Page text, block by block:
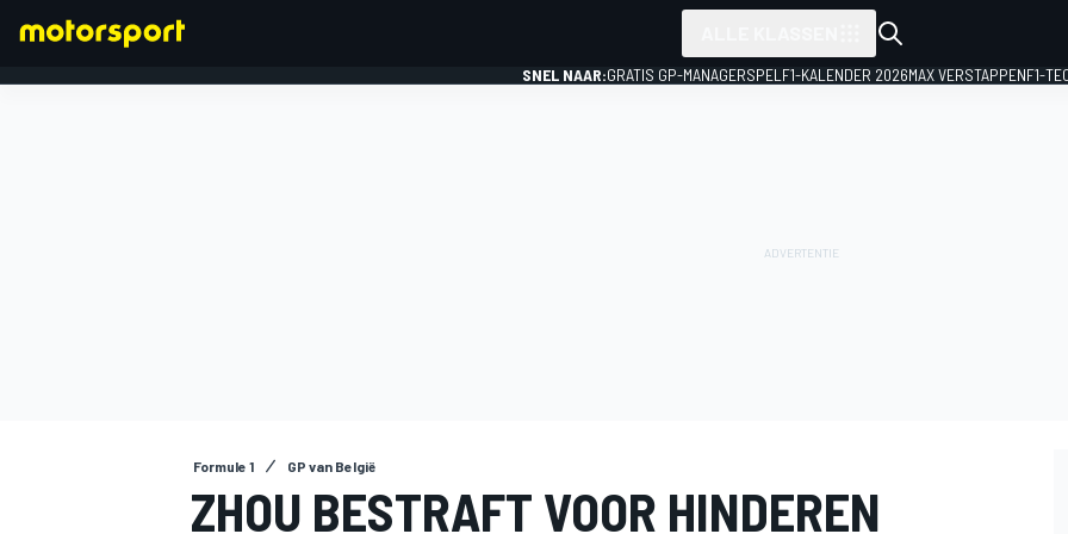
SNEL NAAR:GRATIS GP-MANAGERSPEL F1-KALENDER 2026MAX VERSTAPPENF1-
Formule 1 GP van België
ZHOU BESTRAFT VOOR HINDEREN